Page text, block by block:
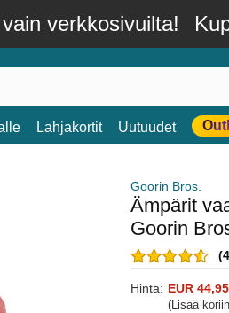
verkkosivuilta!
Lahjakortit Uutuudet
Goorin Bros.
Ämpärit
Goorin
Hinta: EUR 44,95
(Lisää